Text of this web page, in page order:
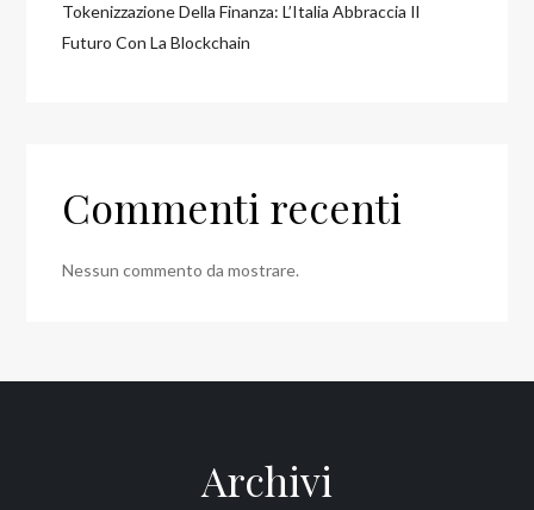
Tokenizzazione Della Finanza: L’Italia Abbraccia Il
Futuro Con La Blockchain
Commenti recenti
Nessun commento da mostrare.
Archivi